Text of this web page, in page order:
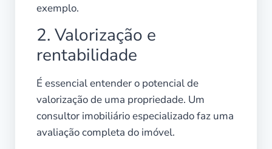
exemplo.
2. Valorização e
rentabilidade
É essencial entender o potencial de
valorização de uma propriedade. Um
consultor imobiliário especializado faz uma
avaliação completa do imóvel.